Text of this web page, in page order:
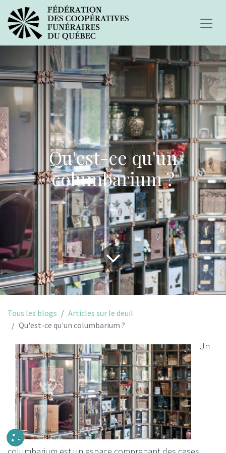
Qu'est-ce qu'un
columbarium ?
Tous les blogs
Articles sur le deuil
Qu'est-ce qu'un columbarium ?
Un